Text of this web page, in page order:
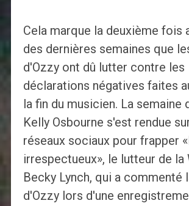
Cela marque la deuxième fois
des dernières semaines que
d'Ozzy ont dû lutter contre les
déclarations négatives faites
la fin du musicien. La semaine
Kelly Osbourne s'est rendue
réseaux sociaux pour frapper
irrespectueux», le lutteur de la
Becky Lynch, qui a commenté
d'Ozzy lors d'une